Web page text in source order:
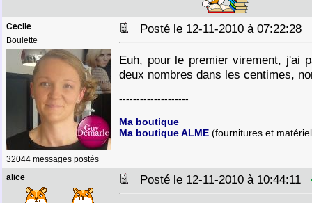
Cecile
Boulette
32044 messages postés
Posté le 12-11-2010 à 07:22:28
Euh, pour le premier virement, j'ai
deux nombres dans les centimes,
--------------------
Ma boutique
Ma boutique ALME (fournitures et
alice Posté le 12-11-2010 à 10:44:11